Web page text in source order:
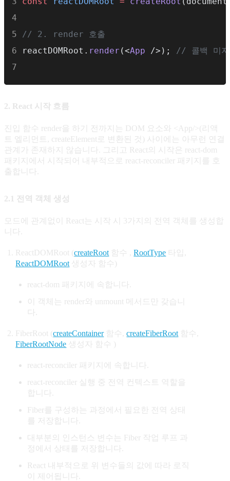
// 2. render 호출
reactDOMRoot. render (<App />); // 콜백 미지
2. React 시작 흐름
진입 함수 render을 하기 전까지는 DOM 요소와 <App/>(리액
트 엘리먼트, createElement로 변환된 것) 사이에는 아무런 연결
관계가 존재하지 않습니다. 그리고 React의 시작은 react-dom
패키지에서 시작되어 내부적으로 react-reconciler 패키지를 호
출합니다.
2.1 전역 객체 생성
모드에 관계없이 React는 시작 시 3가지의 전역 객체를 생성합
니다.
ReactDOMRoot (createRoot 함수 ,RootType 타입,
ReactDOMRoot 생성자 함수)
react-dom 패키지에 속합니다.
이 객체는 render와 unmount 메서드만 갖습니
다.
FiberRoot (createContainer함수,createFiberRoot 함수,
FiberRootNode 생성자 함수 )
react-reconciler 패키지에 속합니다.
react-reconciler 실행 중 전역 컨텍스트 역할을
합니다.
Fiber를 구성하는 과정에서 필요한 전역 상태
를 저장합니다.
대부분의 인스턴스 변수는 Fiber 작업 루프 과
정에서 상태를 저장합니다.
React 내부적으로 위 변수들의 값에 따라 로직
이 제어됩니다.